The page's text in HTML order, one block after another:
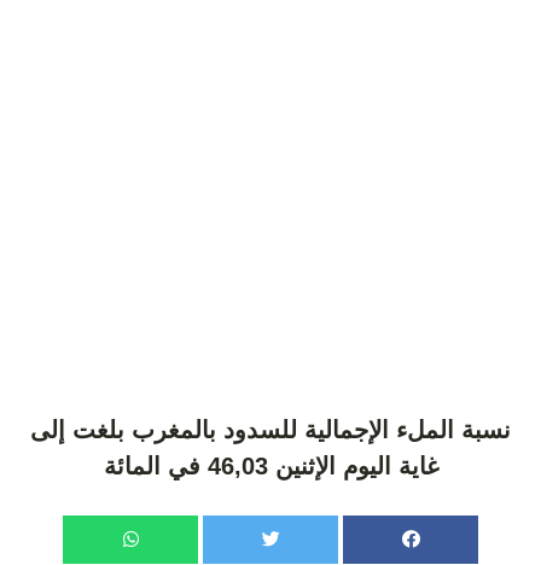
نسبة الملء الإجمالية للسدود بالمغرب بلغت إلى
غاية اليوم الإثنين 46,03 في المائة